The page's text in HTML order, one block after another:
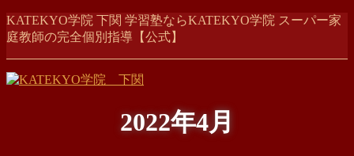
コ
ン
ン
ツ
ナ
ビ
ー
シ
KATEKYO学院 下関 学習塾ならKATEKYO学院 スーパー家
庭教師の完全個別指導【公式】
2022年4月